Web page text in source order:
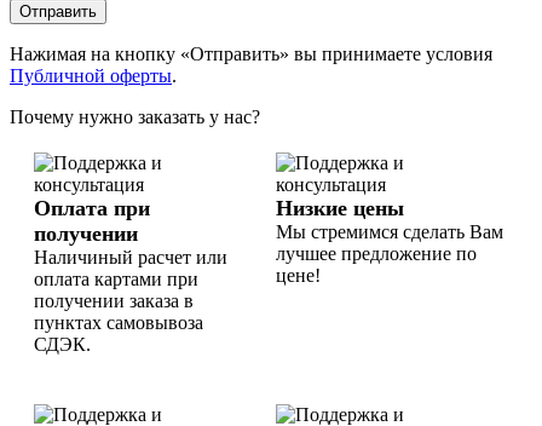
Отправить
Нажимая на кнопку «Отправить» вы принимаете условия
Публичной оферты.
Почему нужно заказать у нас?
Оплата при
получении
Наличиный расчет или
оплата картами при
получении заказа в
пунктах самовывоза
СДЭК.
Низкие цены
Мы стремимся сделать Вам
лучшее предложение по
цене!